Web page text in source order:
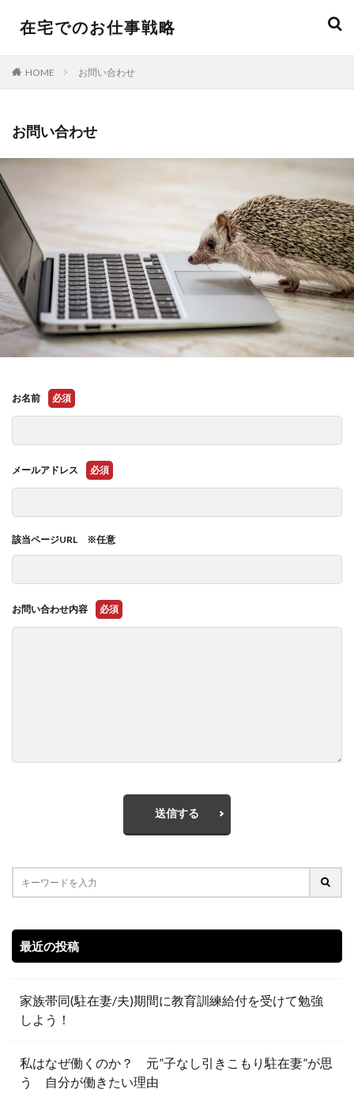
在宅でのお仕事戦略
HOME お問い合わせ
お問い合わせ
お名前 必須
メールアドレス 必須
該当ページURL ※任意
お問い合わせ内容 必須
送信する
最近の投稿
家族帯同(駐在妻/夫)期間に教育訓練給付を受けて勉強
しよう！
私はなぜ働くのか？ 元”子なし引きこもり駐在妻”が思
う 自分が働きたい理由